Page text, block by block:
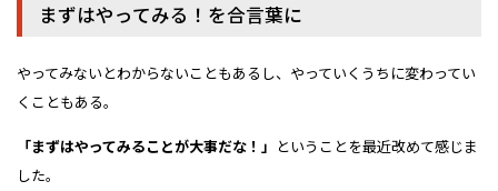
まずはやってみる！を合言葉に
やってみないとわからないこともあるし、やっていくうちに変わってい
くこともある。
「まずはやってみることが大事だな！」 ということを最近改めて感じま
した。